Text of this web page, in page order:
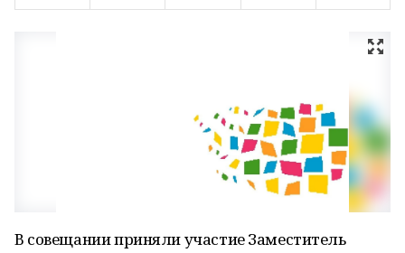
В совещании приняли участие Заместитель